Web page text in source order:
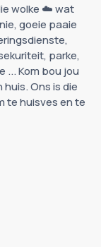
wolke ☁️ wat
goeie paaie
parke,
... Kom bou jou
Ons is die
te huisves en te